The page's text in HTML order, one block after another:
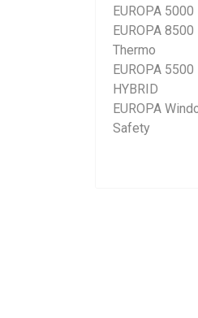
EUROPA 5000
EUROPA 8500
Thermo
EUROPA 5500
HYBRID
EUROPA
Safety